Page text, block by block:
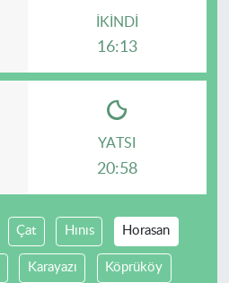
İKINDI
16:13
YATSI
20:58
Çat Hınıs Horasan
Karayazı Köprüköy